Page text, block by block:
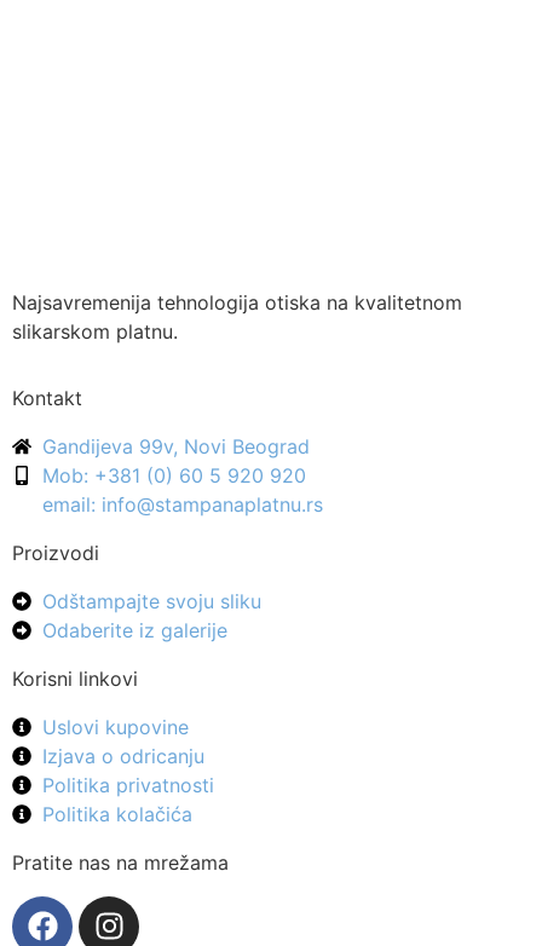
Najsavremenija tehnologija otiska na kvalitetnom
slikarskom platnu.
Kontakt
Gandijeva 99v, Novi Beograd
Mob: +381 (0) 60 5 920 920
email: info@stampanaplatnu.rs
Proizvodi
Odštampajte svoju sliku
Odaberite iz galerije
Korisni linkovi
Uslovi kupovine
Izjava o odricanju
Politika privatnosti
Politika kolačića
Pratite nas na mrežama